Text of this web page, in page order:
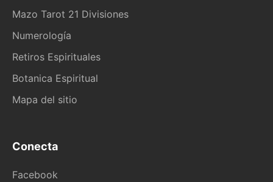
Mazo Tarot 21 Divisiones
Numerología
Retiros Espirituales
Botanica Espiritual
Mapa del sitio
Conecta
Facebook